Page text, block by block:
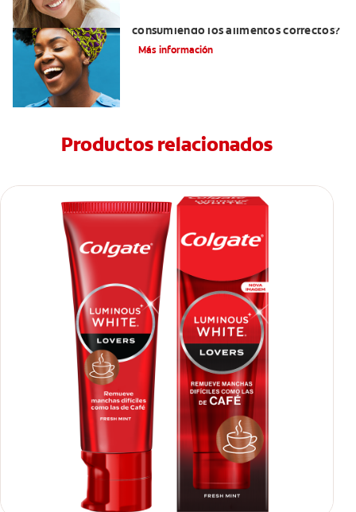
consumiendo los alimentos correctos?
Más información
Productos relacionados